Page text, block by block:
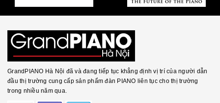
GrandPIANO Hà Nội đã và đang tiếp tục khẳng định vị trí của người dẫn
đầu thị trường cung cấp sản phẩm đàn PIANO liên tục cho thị trường
trong nhiều năm qua.